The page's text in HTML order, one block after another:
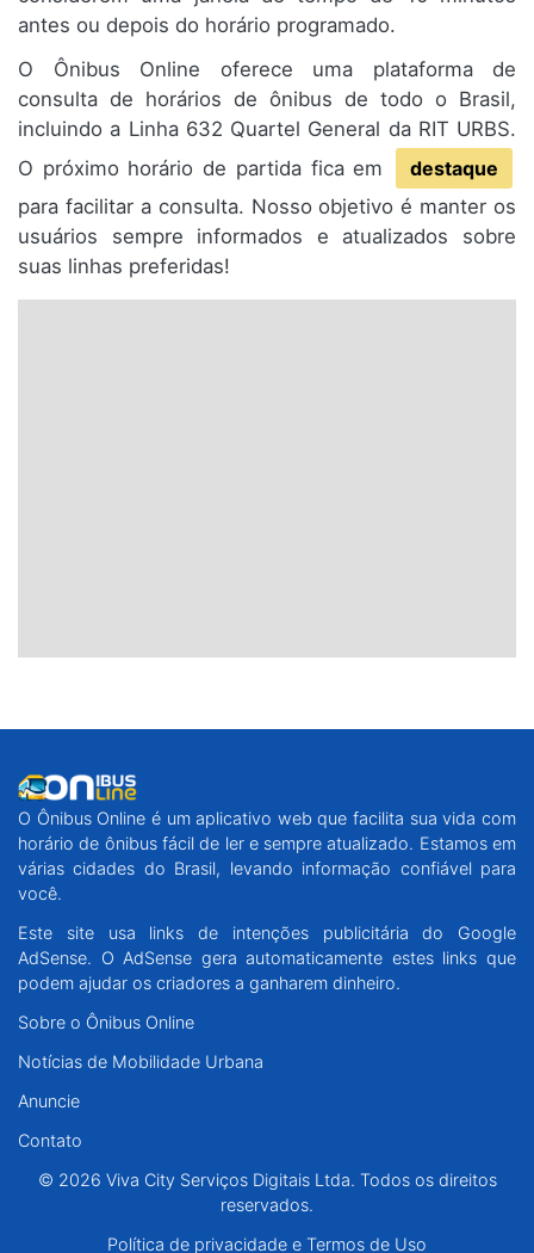
antes ou depois do horário programado.
O Ônibus Online oferece uma plataforma de
consulta de horários de ônibus de todo o Brasil,
incluindo a Linha 632 Quartel General da RIT URBS.
O próximo horário de partida fica em
destaque
para facilitar a consulta. Nosso objetivo é manter os
usuários sempre informados e atualizados sobre
suas linhas preferidas!
O Ônibus Online é um aplicativo web que facilita sua vida com
horário de ônibus fácil de ler e sempre atualizado. Estamos em
várias cidades do Brasil, levando informação confiável para
você.
Este site usa links de intenções publicitária do Google
AdSense. O AdSense gera automaticamente estes links que
podem ajudar os criadores a ganharem dinheiro.
Sobre o Ônibus Online
Notícias de Mobilidade Urbana
Anuncie
Contato
© 2026 Viva City Serviços Digitais Ltda. Todos os direitos
reservados.
Política de privacidade e Termos de Uso